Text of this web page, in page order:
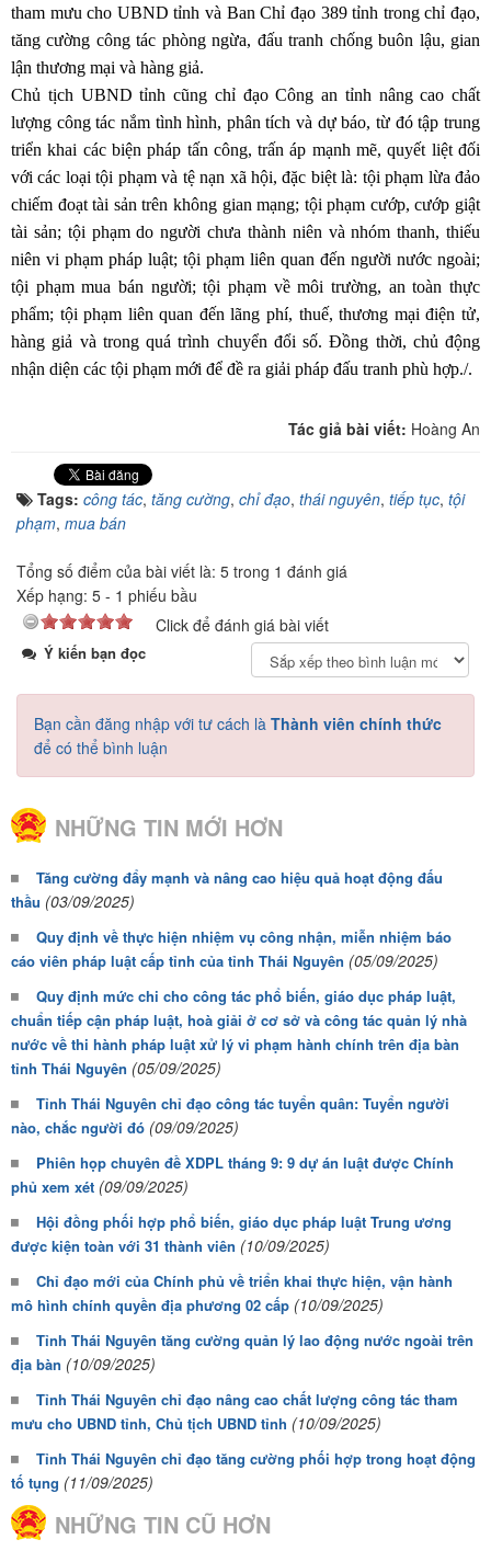
tham mưu cho UBND tỉnh và Ban Chỉ đạo 389 tỉnh trong chỉ đạo,
tăng cường công tác phòng ngừa, đấu tranh chống buôn lậu, gian
lận thương mại và hàng giả.
Chủ tịch UBND tỉnh cũng chỉ đạo Công an tỉnh nâng cao chất
lượng công tác nắm tình hình, phân tích và dự báo, từ đó tập trung
triển khai các biện pháp tấn công, trấn áp mạnh mẽ, quyết liệt đối
với các loại tội phạm và tệ nạn xã hội, đặc biệt là: tội phạm lừa đảo
chiếm đoạt tài sản trên không gian mạng; tội phạm cướp, cướp giật
tài sản; tội phạm do người chưa thành niên và nhóm thanh, thiếu
niên vi phạm pháp luật; tội phạm liên quan đến người nước ngoài;
tội phạm mua bán người; tội phạm về môi trường, an toàn thực
phẩm; tội phạm liên quan đến lãng phí, thuế, thương mại điện tử,
hàng giả và trong quá trình chuyển đổi số. Đồng thời, chủ động
nhận diện các tội phạm mới để đề ra giải pháp đấu tranh phù hợp./.
Tác giả bài viết: Hoàng An
Tags: công tác, tăng cường, chỉ đạo, thái nguyên, tiếp tục, tội
phạm, mua bán
Tổng số điểm của bài viết là: 5 trong 1 đánh giá
Xếp hạng: 5 - 1 phiếu bầu
Click để đánh giá bài viết
Ý kiến bạn đọc
Bạn cần đăng nhập với tư cách là Thành viên chính thức
để có thể bình luận
NHỮNG TIN MỚI HƠN
Tăng cường đẩy mạnh và nâng cao hiệu quả hoạt động đấu
thầu (03/09/2025)
Quy định về thực hiện nhiệm vụ công nhận, miễn nhiệm báo
cáo viên pháp luật cấp tỉnh của tỉnh Thái Nguyên (05/09/2025)
Quy định mức chi cho công tác phổ biến, giáo dục pháp luật,
chuẩn tiếp cận pháp luật, hoà giải ở cơ sở và công tác quản lý nhà
nước về thi hành pháp luật xử lý vi phạm hành chính trên địa bàn
tỉnh Thái Nguyên (05/09/2025)
Tỉnh Thái Nguyên chỉ đạo công tác tuyển quân: Tuyển người
nào, chắc người đó (09/09/2025)
Phiên họp chuyên đề XDPL tháng 9: 9 dự án luật được Chính
phủ xem xét (09/09/2025)
Hội đồng phối hợp phổ biến, giáo dục pháp luật Trung ương
được kiện toàn với 31 thành viên (10/09/2025)
Chỉ đạo mới của Chính phủ về triển khai thực hiện, vận hành
mô hình chính quyền địa phương 02 cấp (10/09/2025)
Tỉnh Thái Nguyên tăng cường quản lý lao động nước ngoài trên
địa bàn (10/09/2025)
Tỉnh Thái Nguyên chỉ đạo nâng cao chất lượng công tác tham
mưu cho UBND tỉnh, Chủ tịch UBND tỉnh (10/09/2025)
Tỉnh Thái Nguyên chỉ đạo tăng cường phối hợp trong hoạt động
tố tụng (11/09/2025)
NHỮNG TIN CŨ HƠN